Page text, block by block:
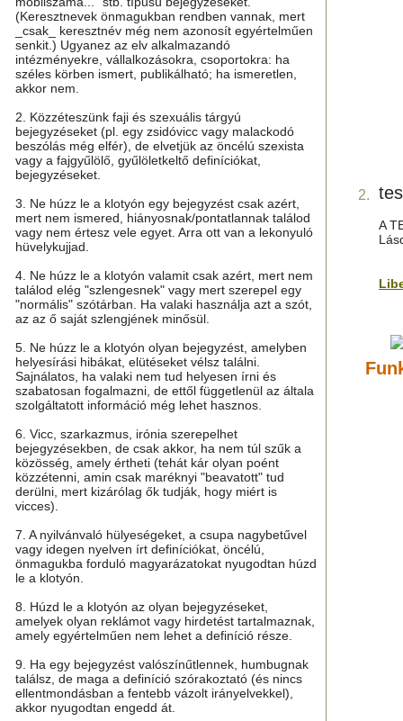
(Keresztnevek önmagukban rendben vannak, mert
_csak_ keresztnév még nem azonosít egyértelműen
senkit.) Ugyanez az elv alkalmazandó
intézményekre, vállalkozásokra, csoportokra: ha
széles körben ismert, publikálható; ha ismeretlen,
akkor nem.
2. Közzéteszünk faji és szexuális tárgyú
bejegyzéseket (pl. egy zsidóvicc vagy malackodó
beszólás még elfér), de elvetjük az öncélú szexista
vagy a fajgyűlölő, gyűlöletkeltő definíciókat,
bejegyzéseket.
3. Ne húzz le a klotyón egy bejegyzést csak azért,
mert nem ismered, hiányosnak/pontatlannak találod
vagy nem értesz vele egyet. Arra ott van a lekonyuló
hüvelykujjad.
4. Ne húzz le a klotyón valamit csak azért, mert nem
találod elég "szlengesnek" vagy mert szerepel egy
"normális" szótárban. Ha valaki használja azt a szót,
az az ő saját szlengjének minősül.
5. Ne húzz le a klotyón olyan bejegyzést, amelyben
helyesírási hibákat, elütéseket vélsz találni.
Sajnálatos, ha valaki nem tud helyesen írni és
szabatosan fogalmazni, de ettől függetlenül az általa
szolgáltatott információ még lehet hasznos.
6. Vicc, szarkazmus, irónia szerepelhet
bejegyzésekben, de csak akkor, ha nem túl szűk a
közösség, amely értheti (tehát kár olyan poént
közzétenni, amin csak maréknyi "beavatott" tud
derülni, mert kizárólag ők tudják, hogy miért is
vicces).
7. A nyilvánvaló hülyeségeket, a csupa nagybetűvel
vagy idegen nyelven írt definíciókat, öncélú,
önmagukba forduló magyarázatokat nyugodtan húzd
le a klotyón.
8. Húzd le a klotyón az olyan bejegyzéseket,
amelyek olyan reklámot vagy hirdetést tartalmaznak,
amely egyértelműen nem lehet a definíció része.
9. Ha egy bejegyzést valószínűtlennek, humbugnak
találsz, de maga a definíció szórakoztató (és nincs
ellentmondásban a fentebb vázolt irányelvekkel),
akkor nyugodtan engedd át.
2.
A